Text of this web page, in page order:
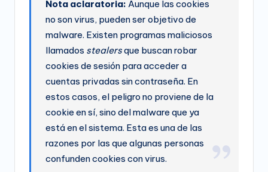
Nota aclaratoria: Aunque las cookies
no son virus, pueden ser objetivo de
malware. Existen programas maliciosos
llamados stealersque buscan robar
cookies de sesión para acceder a
cuentas privadas sin contraseña. En
estos casos, el peligro no proviene de la
cookie en sí, sino del malware que ya
está en el sistema. Esta es una de las
razones por las que algunas personas
confunden cookies con virus.